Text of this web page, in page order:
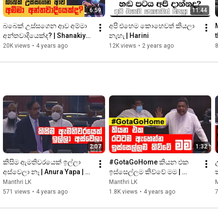
6:59
බබෙක් උස්සගෙන ආව අම්මා
අන්තවාදියෙක්ද? | Shanakiyan
Rasamanickam | Parliament
20K views • 4 years ago
11:44
අපි එහෙම කොහෙවත් කියලා
නැහැ | Harini
12K views • 2 years ago
2:07
කිසිම ඇමතිවරයෙක් ඉල්ලා
අස්වෙලා නෑ | Anura Yapa |
ManthriLK | Sri Lanka
Parliament
Manthri LK
571 views • 4 years ago
1:32
#GotaGoHome කියන එක
ඉස්සෙල්ලම කිව්වේ මම |
Kumara Welgama |
ManthriLK | Sri Lanka
Manthri LK
1.8K views • 4 years ago